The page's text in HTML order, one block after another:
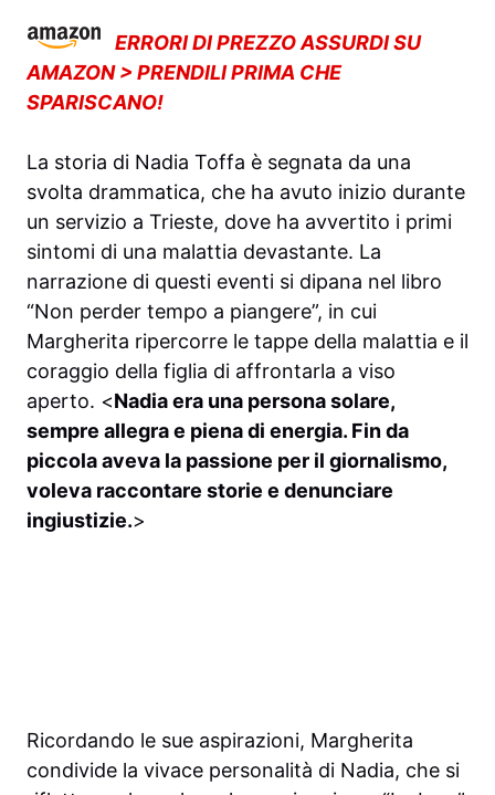
ERRORI DI PREZZO ASSURDI SU
AMAZON > PRENDILI PRIMA CHE
SPARISCANO!
La storia di Nadia Toffa è segnata da una
svolta drammatica, che ha avuto inizio durante
un servizio a Trieste, dove ha avvertito i primi
sintomi di una malattia devastante. La
narrazione di questi eventi si dipana nel libro
“Non perder tempo a piangere”, in cui
Margherita ripercorre le tappe della malattia e il
coraggio della figlia di affrontarla a viso
aperto. <Nadia era una persona solare,
sempre allegra e piena di energia. Fin da
piccola aveva la passione per il giornalismo,
voleva raccontare storie e denunciare
ingiustizie.>
Ricordando le sue aspirazioni, Margherita
condivide la vivace personalità di Nadia, che si